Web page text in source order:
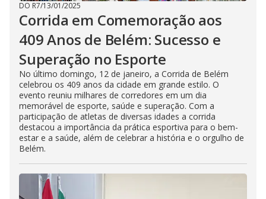
DO R7/13/01/2025
Corrida em Comemoração aos
409 Anos de Belém: Sucesso e
Superação no Esporte
No último domingo, 12 de janeiro, a Corrida de Belém
celebrou os 409 anos da cidade em grande estilo. O
evento reuniu milhares de corredores em um dia
memorável de esporte, saúde e superação. Com a
participação de atletas de diversas idades a corrida
destacou a importância da prática esportiva para o bem-
estar e a saúde, além de celebrar a história e o orgulho de
Belém.